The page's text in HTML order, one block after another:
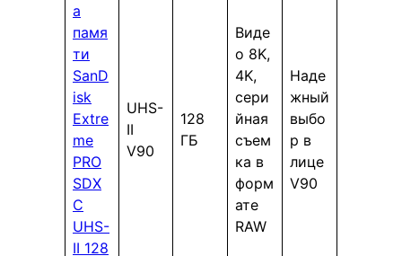
а
памя
ти
SanD
isk
Extre
me
PRO
SDX
C
UHS-
II 128
UHS-
II
V90
128
ГБ
Виде
о 8K,
4K,
сери
йная
съем
ка в
форм
ате
RAW
Наде
жный
выбо
р в
лице
V90